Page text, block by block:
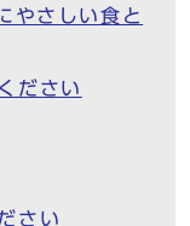
さしい食と
ださい
さい